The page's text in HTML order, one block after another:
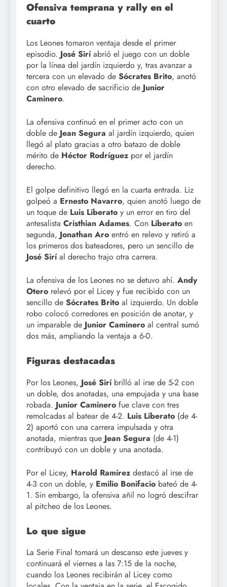
Ofensiva temprana y rally en el
cuarto
Los Leones tomaron ventaja desde el primer
episodio. José Siríabrió el juego con un doble
por la línea del jardín izquierdo y, tras avanzar a
tercera con un elevado de Sócrates Brito, anotó
con otro elevado de sacrificio de Junior
Caminero.
La ofensiva continuó en el primer acto con un
doble de Jean Segura al jardín izquierdo, quien
llegó al plato gracias a otro batazo de doble
mérito de Héctor Rodríguez por el jardín
derecho.
El golpe definitivo llegó en la cuarta entrada. Liz
golpeó a Ernesto Navarro, quien anotó luego de
un toque de Luis Liberato y un error en tiro del
antesalista Cristhian Adames. Con Liberato en
segunda, Jonathan Aro entró en relevo y retiró a
los primeros dos bateadores, pero un sencillo de
José Siríal derecho trajo otra carrera.
La ofensiva de los Leones no se detuvo ahí. Andy
Otero relevó por el Licey y fue recibido con un
sencillo de Sócrates Brito al izquierdo. Un doble
robo colocó corredores en posición de anotar, y
un imparable de Junior Caminero al central sumó
dos más, ampliando la ventaja a 6-0.
Figuras destacadas
Por los Leones, José Siríbrilló al irse de 5-2 con
un doble, dos anotadas, una empujada y una base
robada. Junior Caminero fue clave con tres
remolcadas al batear de 4-2. Luis Liberato (de 4-
2) aportó con una carrera impulsada y otra
anotada, mientras que Jean Segura (de 4-1)
contribuyó con un doble y una anotada.
Por el Licey, Harold Ramírez destacó al irse de
4-3 con un doble, y Emilio Bonifacio bateó de 4-
1. Sin embargo, la ofensiva añil no logró descifrar
al pitcheo de los Leones.
Lo que sigue
La Serie Final tomará un descanso este jueves y
continuará el viernes a las 7:15 de la noche,
cuando los Leones recibirán al Licey como